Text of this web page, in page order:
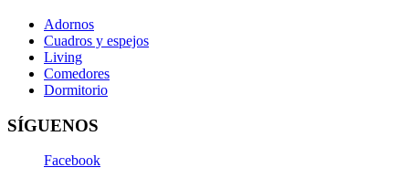
Adornos
Cuadros y espejos
Living
Comedores
Dormitorio
SÍGUENOS
Facebook